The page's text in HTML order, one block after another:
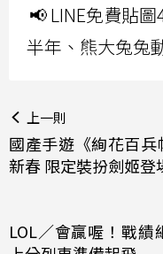
📢 LINE免費貼
半年、熊大兔兔
上一則
國產手遊《絢花百
新春 限定裝扮劍姬登
LOL／會贏喔！戰績